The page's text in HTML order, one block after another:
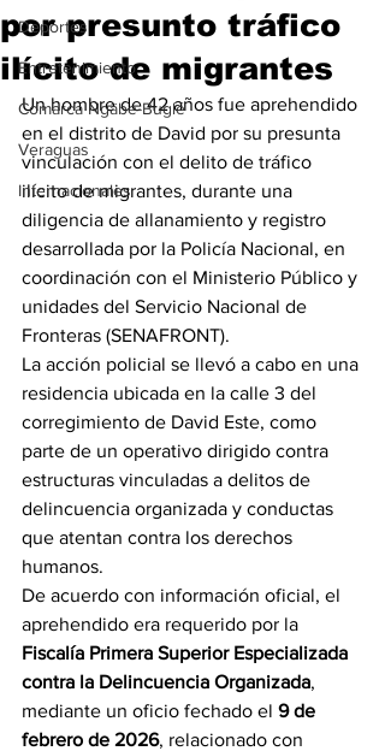
Deportes
Entretenimiento
Comarca Ngäbe-Buglé
Veraguas
Internacionales
por presunto tráfico
ilícito de migrantes
Un hombre de 42 años fue aprehendido
en el distrito de David por su presunta
vinculación con el delito de tráfico
ilícito de migrantes, durante una
diligencia de allanamiento y registro
desarrollada por la Policía Nacional, en
coordinación con el Ministerio Público y
unidades del Servicio Nacional de
Fronteras (SENAFRONT).
La acción policial se llevó a cabo en una
residencia ubicada en la calle 3 del
corregimiento de David Este, como
parte de un operativo dirigido contra
estructuras vinculadas a delitos de
delincuencia organizada y conductas
que atentan contra los derechos
humanos.
De acuerdo con información oficial, el
aprehendido era requerido por la
Fiscalía Primera Superior Especializada
contra la Delincuencia Organizada,
mediante un oficio fechado el 9 de
febrero de 2026, relacionado con